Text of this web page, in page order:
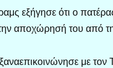
εξήγησε ότι ο
αποχώρησή του από
με